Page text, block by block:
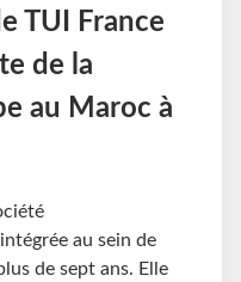
TUI France
de la
au Maroc à
au sein de
de sept ans. Elle